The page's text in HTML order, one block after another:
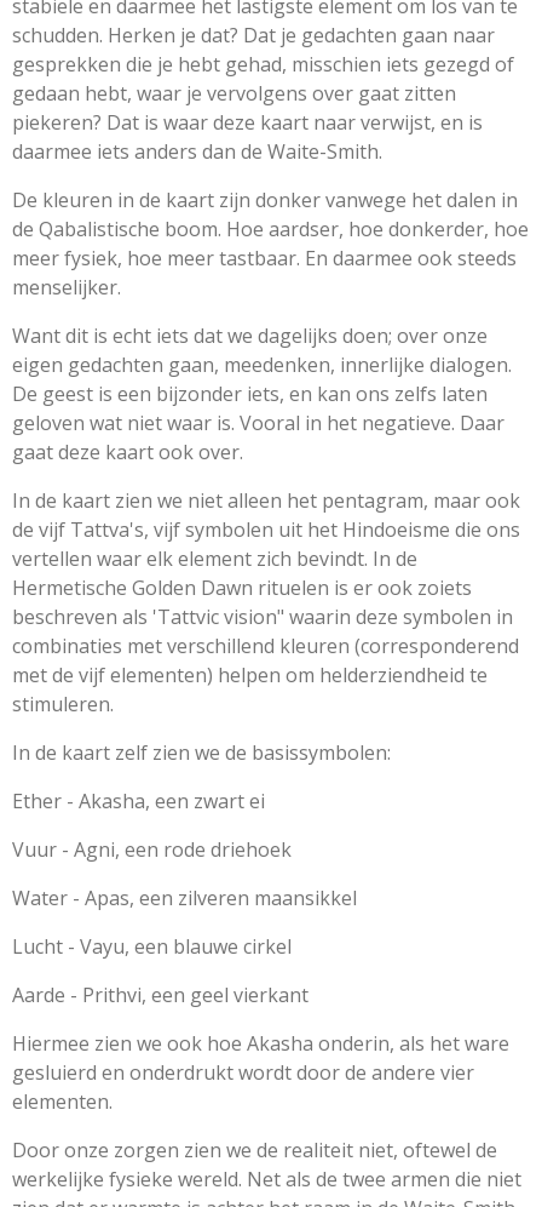
stabiele en daarmee het lastigste element om los van te
schudden. Herken je dat? Dat je gedachten gaan naar
gesprekken die je hebt gehad, misschien iets gezegd of
gedaan hebt, waar je vervolgens over gaat zitten
piekeren? Dat is waar deze kaart naar verwijst, en is
daarmee iets anders dan de Waite-Smith.
De kleuren in de kaart zijn donker vanwege het dalen in
de Qabalistische boom. Hoe aardser, hoe donkerder, hoe
meer fysiek, hoe meer tastbaar. En daarmee ook steeds
menselijker.
Want dit is echt iets dat we dagelijks doen; over onze
eigen gedachten gaan, meedenken, innerlijke dialogen.
De geest is een bijzonder iets, en kan ons zelfs laten
geloven wat niet waar is. Vooral in het negatieve. Daar
gaat deze kaart ook over.
In de kaart zien we niet alleen het pentagram, maar ook
de vijf Tattva's, vijf symbolen uit het Hindoeisme die ons
vertellen waar elk element zich bevindt. In de
Hermetische Golden Dawn rituelen is er ook zoiets
beschreven als 'Tattvic vision" waarin deze symbolen in
combinaties met verschillend kleuren (corresponderend
met de vijf elementen) helpen om helderziendheid te
stimuleren.
In de kaart zelf zien we de basissymbolen:
Ether - Akasha, een zwart ei
Vuur - Agni, een rode driehoek
Water - Apas, een zilveren maansikkel
Lucht - Vayu, een blauwe cirkel
Aarde - Prithvi, een geel vierkant
Hiermee zien we ook hoe Akasha onderin, als het ware
gesluierd en onderdrukt wordt door de andere vier
elementen.
Door onze zorgen zien we de realiteit niet, oftewel de
werkelijke fysieke wereld. Net als de twee armen die niet